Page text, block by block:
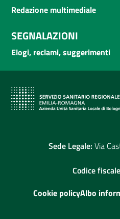
Redazione multimediale
SEGNALAZIONI
Elogi, reclami, suggerimenti
Sede Legale: Via
Codice
Cookie policyAlbo